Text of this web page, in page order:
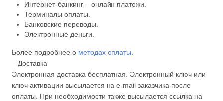
Интернет-банкинг – онлайн платежи.
Терминалы оплаты.
Банковские переводы.
Электронные деньги.
Более подробнее о методах оплаты.
– Доставка
Электронная доставка бесплатная. Электронный ключ или
ключ активации высылается на e-mail заказчика после
оплаты. При необходимости также высылается ссылка на